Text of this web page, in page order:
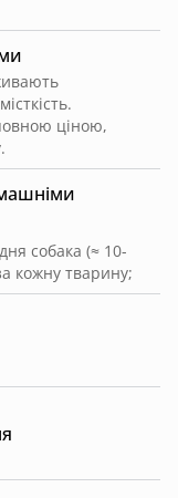
собака (≈ 10-
кожну тварину;
ціною,